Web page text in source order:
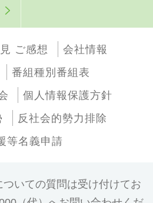
ご感想
会社情報
番組種別番組表
個人情報保護方針
反社会的勢力排除
等名義申請
ついての質問は受け付けてお